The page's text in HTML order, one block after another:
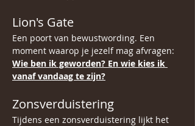
Lion's Gate
Een poort van bewustwording. Een
moment waarop je jezelf mag afvragen:
Wie ben ik geworden? En wie kies ik
vanaf vandaag te zijn?
Zonsverduistering
Tijdens een zonsverduistering lijkt het